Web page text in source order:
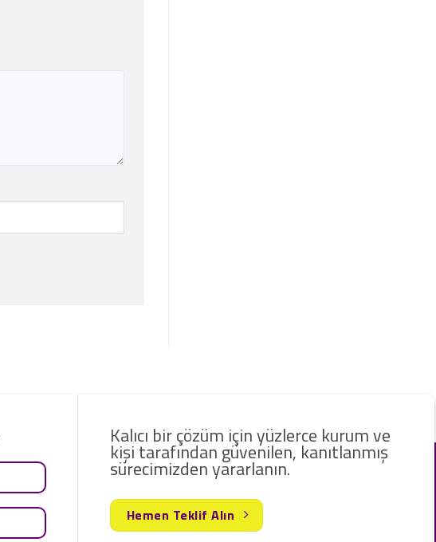
Kalıcı bir çözüm için yüzlerce kurum ve
kişi tarafından güvenilen, kanıtlanmış
sürecimizden yararlanın.
Hemen Teklif Alın